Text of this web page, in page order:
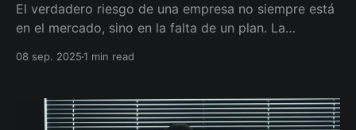
El verdadero riesgo de una empresa no siempre está
en el mercado, sino en la falta de un plan. La
marca la diferencia entre sobrevivir o desaparecer.
08 sep. 20251 min read